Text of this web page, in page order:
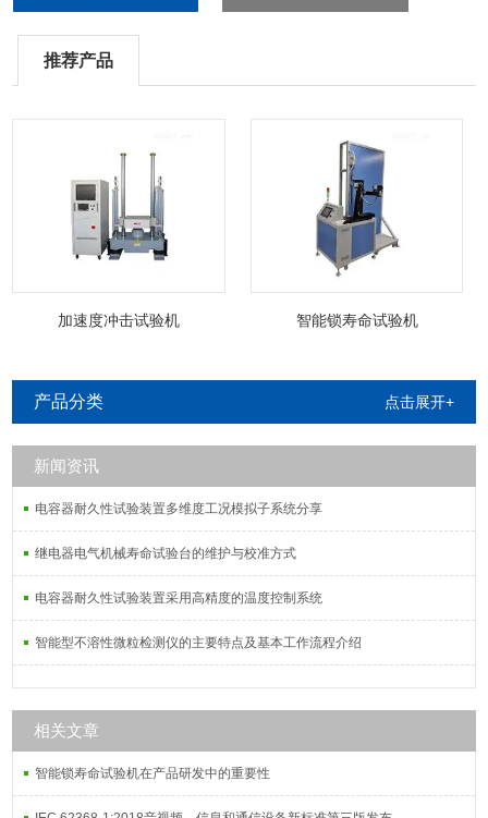
推荐产品
加速度冲击试验机 智能锁寿命试验机
产品分类 点击展开+
新闻资讯
电容器耐久性试验装置多维度工况模拟子系统分享
继电器电气机械寿命试验台的维护与校准方式
电容器耐久性试验装置采用高精度的温度控制系统
智能型不溶性微粒检测仪的主要特点及基本工作流程介绍
相关文章
智能锁寿命试验机在产品研发中的重要性